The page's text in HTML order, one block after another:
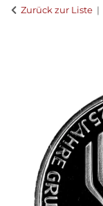
Zurück zur Liste